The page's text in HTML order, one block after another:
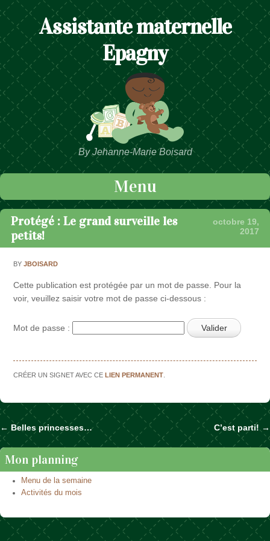
Assistante maternelle
Epagny
By Jehanne-Marie Boisard
Menu
Passer au contenu
Protégé : Le grand surveille les
petits!
octobre 19,
2017
BYJBOISARD
Cette publication est protégée par un mot de passe. Pour la
voir, veuillez saisir votre mot de passe ci-dessous :
Mot de passe :
CRÉER UN SIGNET AVEC CELIEN PERMANENT
Naviguer dans les articles
← Belles princesses… C’est parti! →
Mon planning
Menu de la semaine
Activités du mois